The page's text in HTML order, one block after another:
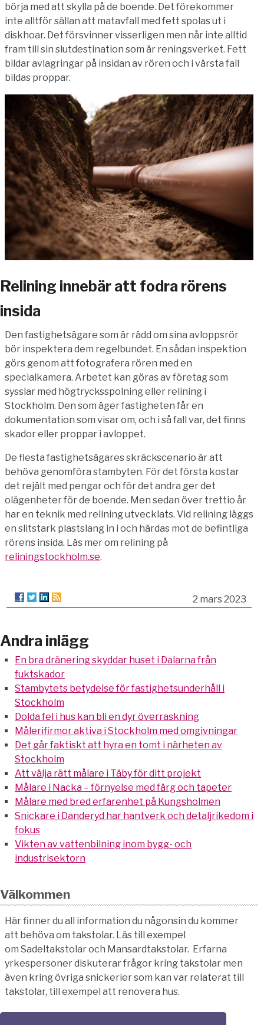
börja med att skylla på de boende. Det förekommer
inte alltför sällan att matavfall med fett spolas ut i
diskhoar. Det försvinner visserligen men når inte alltid
fram till sin slutdestination som är reningsverket. Fett
bildar avlagringar på insidan av rören och i värsta fall
bildas proppar.
Relining innebär att fodra rörens
insida
Den fastighetsägare som är rädd om sina avloppsrör
bör inspektera dem regelbundet. En sådan inspektion
görs genom att fotografera rören med en
specialkamera. Arbetet kan göras av företag som
sysslar med högtrycksspolning eller relining i
Stockholm. Den som äger fastigheten får en
dokumentation som visar om, och i så fall var, det finns
skador eller proppar i avloppet.
De flesta fastighetsägares skräckscenario är att
behöva genomföra stambyten. För det första kostar
det rejält med pengar och för det andra ger det
olägenheter för de boende. Men sedan över trettio år
har en teknik med relining utvecklats. Vid relining läggs
en slitstark plastslang in i och härdas mot de befintliga
rörens insida. Läs mer om relining på
reliningstockholm.se.
2 mars 2023
Andra inlägg
En bra dränering skyddar huset i Dalarna från
fuktskador
Stambytets betydelse för fastighetsunderhåll i
Stockholm
Dolda fel i hus kan bli en dyr överraskning
Målerifirmor aktiva i Stockholm med omgivningar
Det går faktiskt att hyra en tomt i närheten av
Stockholm
Att välja rätt målare i Täby för ditt projekt
Målare i Nacka – förnyelse med färg och tapeter
Målare med bred erfarenhet på Kungsholmen
Snickare i Danderyd har hantverk och detaljrikedom i
fokus
Vikten av vattenbilning inom bygg- och
industrisektorn
Välkommen
Här finner du all information du någonsin du kommer
att behöva om takstolar. Läs till exempel
om Sadeltakstolar och Mansardtakstolar. Erfarna
yrkespersoner diskuterar frågor kring takstolar men
även kring övriga snickerier som kan var relaterat till
takstolar, till exempel att renovera hus.